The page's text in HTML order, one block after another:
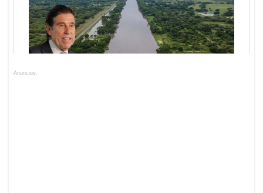
Anuncios.